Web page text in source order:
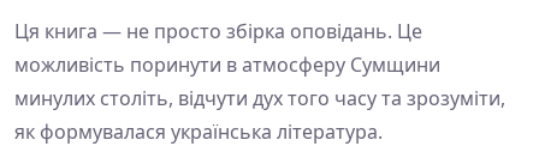
Ця книга — не просто збірка оповідань. Це
можливість поринути в атмосферу Сумщини
минулих століть, відчути дух того часу та зрозуміти,
як формувалася українська література.